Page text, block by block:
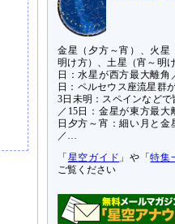
金星（夕方～宵）、火星
明け方）、土星（宵～明
日：水星が西方最大離角
日：ペルセウス座流星群
3日未明：スペインなどで
／15日：金星が東方最大
日夕方～宵：細い月と金
／…
「 星空ガイド 」や「特集
ご覧ください